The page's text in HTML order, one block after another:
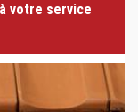
votre service